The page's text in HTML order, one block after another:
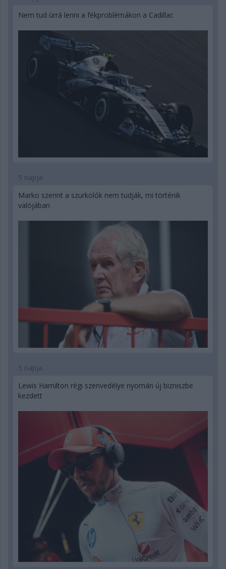
Nem tud úrrá lenni a fékproblémákon a Cadillac
5 napja
Marko szerint a szurkolók nem tudják, mi történik
valójában
5 napja
Lewis Hamilton régi szenvedélye nyomán új bizniszbe
kezdett